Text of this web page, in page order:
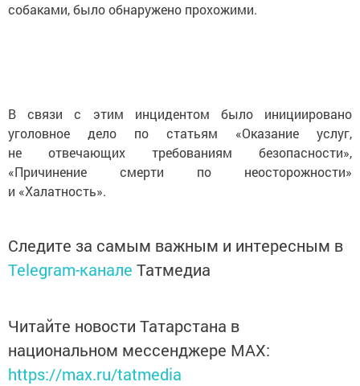
собаками, было обнаружено прохожими.
В связи с этим инцидентом было инициировано
уголовное дело по статьям «Оказание услуг,
не отвечающих требованиям безопасности»,
«Причинение смерти по неосторожности»
и «Халатность».
Следите за самым важным и интересным в
Telegram-канале Татмедиа
Читайте новости Татарстана в
национальном мессенджере MАХ:
https://max.ru/tatmedia